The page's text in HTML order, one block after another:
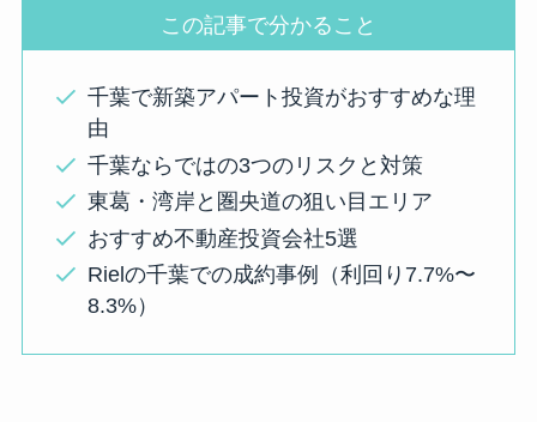
この記事で分かること
千葉で新築アパート投資がおすすめな理
由
千葉ならではの3つのリスクと対策
東葛・湾岸と圏央道の狙い目エリア
おすすめ不動産投資会社5選
Rielの千葉での成約事例（利回り7.7%〜
8.3%）